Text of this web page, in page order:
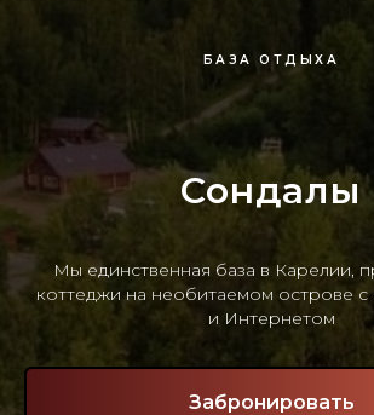
БАЗА ОТДЫХА
Сондалы
Мы единственная база в Карелии,
коттеджи на необитаемом острове с
и Интернетом
Забронировать